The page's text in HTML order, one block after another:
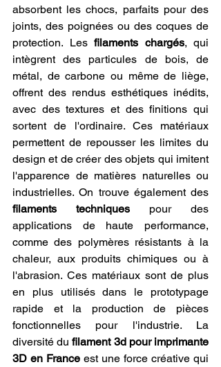
absorbent les chocs, parfaits pour des
joints, des poignées ou des coques de
protection. Les filaments chargés, qui
intègrent des particules de bois, de
métal, de carbone ou même de liège,
offrent des rendus esthétiques inédits,
avec des textures et des finitions qui
sortent de l'ordinaire. Ces matériaux
permettent de repousser les limites du
design et de créer des objets qui imitent
l'apparence de matières naturelles ou
filaments techniques pour des
applications de haute performance,
comme des polymères résistants à la
chaleur, aux produits chimiques ou à
l'abrasion. Ces matériaux sont de plus
en plus utilisés dans le prototypage
rapide et la production de pièces
fonctionnelles pour l'industrie. La
diversité du filament 3d pour imprimante
3D en France est une force créative qui